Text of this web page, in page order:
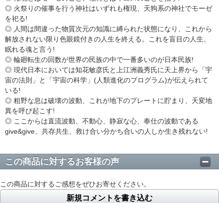
◎ 火祭りの催事を行う神社はいずれも権現、天狗系の神社でモーゼ
を祀る!
◎ 人間は間違った物質次元の知識に縛られた状態になり、これから
解放されない限り色眼鏡付きの人生を終える。これを盲目の人生、
眠れる魂と言う!
◎ 輪廻転生の回数が世界の民族の中で一番多いのが日本民族!
◎ 現代日本においては知花敏彦氏と上江洲義秀氏に天上界から「宇
宙の法則」と「宇宙の科学」(人類進化のプログラム)が伝えられて
いる!
◎ 粗野な息は破壊の波動、これが地下のプレートに貯まり、天変地
異を呼び起こす!
◎ ここからは直流波動、不動心、静寂な心、奉仕の波動である
give&give、共存共生、救け合い分かち合いの人しか生き残れない!
この商品に対するお客様の声
この商品に対するご感想をぜひお寄せください。
新規コメントを書き込む